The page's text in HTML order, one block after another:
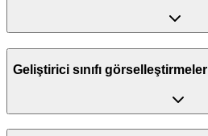
Geliştirici sınıfı